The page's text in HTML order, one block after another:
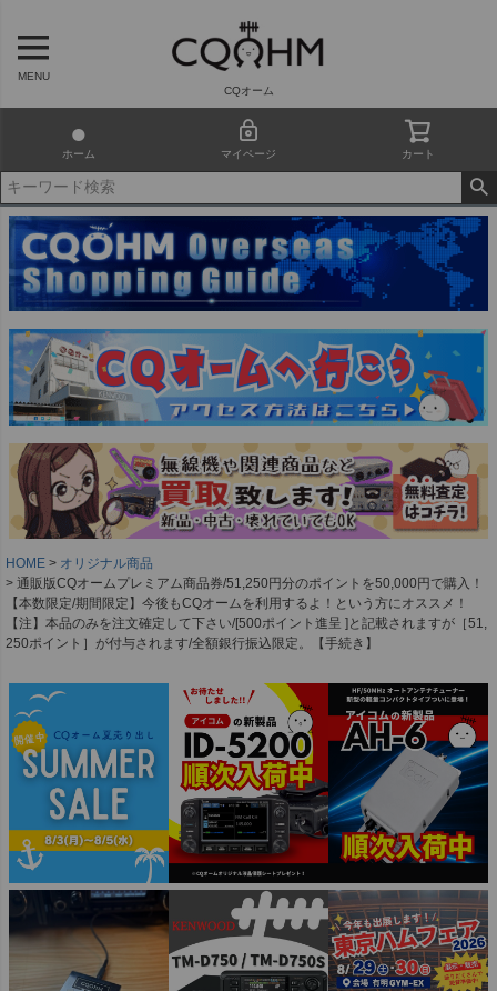
MENU
CQオーム
ホーム マイページ カート
HOME
オリジナル商品
通販版CQオームプレミアム商品券/51,250円分のポイントを50,000円で購入！
【本数限定/期間限定】今後もCQオームを利用するよ！という方にオススメ！
【注】本品のみを注文確定して下さい/[500ポイント進呈 ]と記載されますが［51,
250ポイント］が付与されます/全額銀行振込限定。【手続き】